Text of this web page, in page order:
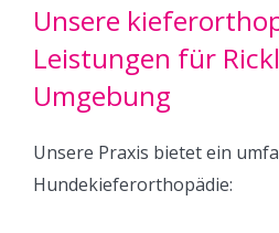
Unsere
Leistungen für
Umgebung
Unsere Praxis bietet ein
Hundekieferorthopädie: